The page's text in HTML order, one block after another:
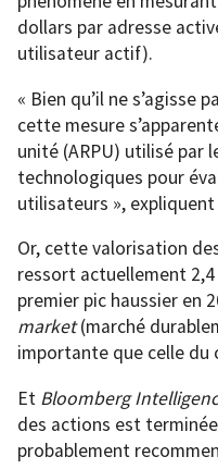
dollars par adresse
utilisateur actif).
« Bien qu’il ne s’agisse
cette mesure
unité (ARPU) utilisé par
technologiques pour
utilisateurs »,
Or, cette valorisation
ressort actuellement
premier pic haussier en
market(marché
importante que celle du
Et Bloomberg
des actions est
probablement